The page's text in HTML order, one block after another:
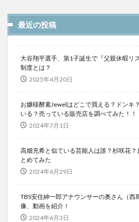
最近の投稿
大谷翔平選手、第1子誕生で『父親休暇リ
制度とは？
2025年4月20日
お嬢様酵素Jewelはどこで買える？ドンキ
いる？売っている販売店を調べてみた！！
2024年7月1日
高畑充希と似ている芸能人は誰？杉咲花？
とめてみた
2024年6月29日
TBS安住紳一郎アナウンサーの奥さん（西
像、動画を紹介！
2024年6月3日